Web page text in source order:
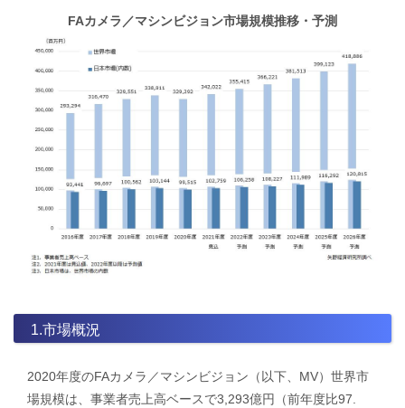
FAカメラ／マシンビジョン市場規模推移・予測
1.市場概況
2020年度のFAカメラ／マシンビジョン（以下、MV）世界市
場規模は、事業者売上高ベースで3,293億円（前年度比97.